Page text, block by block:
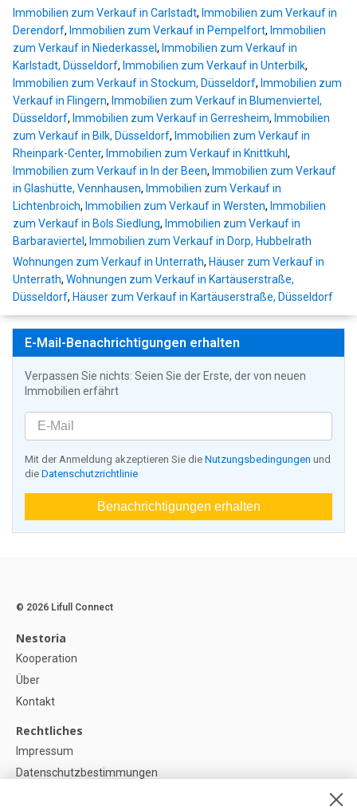
Immobilien zum Verkauf in Carlstadt, Immobilien zum Verkauf in
Derendorf, Immobilien zum Verkauf in Pempelfort, Immobilien
zum Verkauf in Niederkassel , Immobilien zum Verkauf in
Karlstadt, Düsseldorf, Immobilien zum Verkauf in Unterbilk,
Immobilien zum Verkauf in Stockum, Düsseldorf, Immobilien zum
Verkauf in Flingern, Immobilien zum Verkauf in Blumenviertel,
Düsseldorf, Immobilien zum Verkauf in Gerresheim, Immobilien
zum Verkauf in Bilk, Düsseldorf, Immobilien zum Verkauf in
Rheinpark-Center, Immobilien zum Verkauf in Knittkuhl ,
Immobilien zum Verkauf in In der Been, Immobilien zum Verkauf
in Glashütte, Vennhausen, Immobilien zum Verkauf in
Lichtenbroich, Immobilien zum Verkauf in Wersten, Immobilien
zum Verkauf in Bols Siedlung, Immobilien zum Verkauf in
Barbaraviertel , Immobilien zum Verkauf in Dorp, Hubbelrath
Wohnungen zum Verkauf in Unterrath, Häuser zum Verkauf in
Unterrath, Wohnungen zum Verkauf in Kartäuserstraße,
Düsseldorf, Häuser zum Verkauf in Kartäuserstraße, Düsseldorf
E-Mail-Benachrichtigungen erhalten
Verpassen Sie nichts: Seien Sie der Erste, der von neuen
Immobilien erfährt
Mit der Anmeldung akzeptieren Sie die Nutzungsbedingungen und
die Datenschutzrichtlinie
Benachrichtigungen erhalten
© 2026 Lifull Connect
Nestoria
Kooperation
Über
Kontakt
Rechtliches
Impressum
Datenschutzbestimmungen